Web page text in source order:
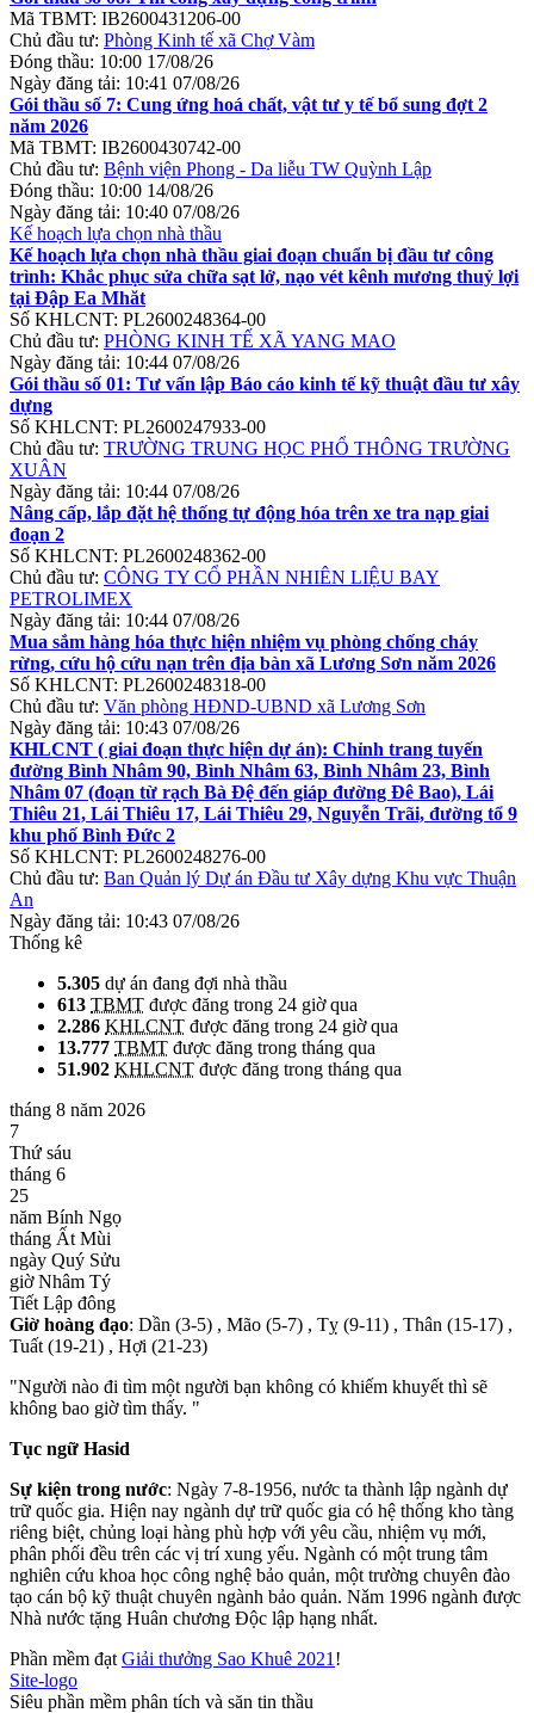
Mã TBMT: IB2600431206-00
Chủ đầu tư: Phòng Kinh tế xã Chợ Vàm
Đóng thầu: 10:00 17/08/26
Ngày đăng tải: 10:41 07/08/26
Gói thầu số 7: Cung ứng hoá chất, vật tư y tế bổ sung đợt 2
năm 2026
Mã TBMT: IB2600430742-00
Chủ đầu tư: Bệnh viện Phong - Da liễu TW Quỳnh Lập
Đóng thầu: 10:00 14/08/26
Ngày đăng tải: 10:40 07/08/26
Kế hoạch lựa chọn nhà thầu
Kế hoạch lựa chọn nhà thầu giai đoạn chuẩn bị đầu tư công
trình: Khắc phục sửa chữa sạt lở, nạo vét kênh mương thuỷ lợi
tại Đập Ea Mhăt
Số KHLCNT: PL2600248364-00
Chủ đầu tư: PHÒNG KINH TẾ XÃ YANG MAO
Ngày đăng tải: 10:44 07/08/26
Gói thầu số 01: Tư vấn lập Báo cáo kinh tế kỹ thuật đầu tư xây
dựng
Số KHLCNT: PL2600247933-00
Chủ đầu tư: TRƯỜNG TRUNG HỌC PHỔ THÔNG TRƯỜNG
XUÂN
Ngày đăng tải: 10:44 07/08/26
Nâng cấp, lắp đặt hệ thống tự động hóa trên xe tra nạp giai
đoạn 2
Số KHLCNT: PL2600248362-00
Chủ đầu tư: CÔNG TY CỔ PHẦN NHIÊN LIỆU BAY
PETROLIMEX
Ngày đăng tải: 10:44 07/08/26
Mua sắm hàng hóa thực hiện nhiệm vụ phòng chống cháy
rừng, cứu hộ cứu nạn trên địa bàn xã Lương Sơn năm 2026
Số KHLCNT: PL2600248318-00
Chủ đầu tư: Văn phòng HĐND-UBND xã Lương Sơn
Ngày đăng tải: 10:43 07/08/26
KHLCNT ( giai đoạn thực hiện dự án): Chỉnh trang tuyến
đường Bình Nhâm 90, Bình Nhâm 63, Bình Nhâm 23, Bình
Nhâm 07 (đoạn từ rạch Bà Đệ đến giáp đường Đê Bao), Lái
Thiêu 21, Lái Thiêu 17, Lái Thiêu 29, Nguyễn Trãi, đường tổ 9
khu phố Bình Đức 2
Số KHLCNT: PL2600248276-00
Chủ đầu tư: Ban Quản lý Dự án Đầu tư Xây dựng Khu vực Thuận
An
Ngày đăng tải: 10:43 07/08/26
Thống kê
5.305 dự án đang đợi nhà thầu
613 TBMT được đăng trong 24 giờ qua
2.286 KHLCNT được đăng trong 24 giờ qua
13.777 TBMT được đăng trong tháng qua
51.902 KHLCNT được đăng trong tháng qua
tháng 8 năm 2026
7
Thứ sáu
tháng 6
25
năm Bính Ngọ
tháng Ất Mùi
ngày Quý Sửu
giờ Nhâm Tý
Tiết Lập đông
Giờ hoàng đạo: Dần (3-5) , Mão (5-7) , Tỵ (9-11) , Thân (15-17) ,
Tuất (19-21) , Hợi (21-23)
"Người nào đi tìm một người bạn không có khiếm khuyết thì sẽ
không bao giờ tìm thấy. "
Tục ngữ Hasid
Sự kiện trong nước: Ngày 7-8-1956, nước ta thành lập ngành dự
trữ quốc gia. Hiện nay ngành dự trữ quốc gia có hệ thống kho tàng
riêng biệt, chủng loại hàng phù hợp với yêu cầu, nhiệm vụ mới,
phân phối đều trên các vị trí xung yếu. Ngành có một trung tâm
nghiên cứu khoa học công nghệ bảo quản, một trường chuyên đào
tạo cán bộ kỹ thuật chuyên ngành bảo quản. Nǎm 1996 ngành được
Nhà nước tặng Huân chương Độc lập hạng nhất.
Phần mềm đạt Giải thưởng Sao Khuê 2021 !
Site-logo
Siêu phần mềm phân tích và săn tin thầu